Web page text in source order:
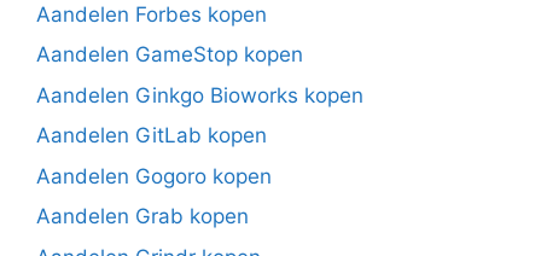
Aandelen Forbes kopen
Aandelen GameStop kopen
Aandelen Ginkgo Bioworks kopen
Aandelen GitLab kopen
Aandelen Gogoro kopen
Aandelen Grab kopen